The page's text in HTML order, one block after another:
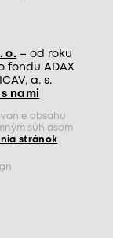
o. – od roku
fondu ADAX
a. s.
nami
obsahu
súhlasom
stránok